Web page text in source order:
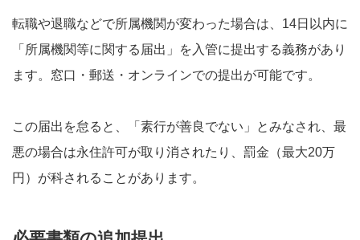
転職や退職などで所属機関が変わった場合は、14日以内に
「所属機関等に関する届出」を入管に提出する義務があり
ます。窓口・郵送・オンラインでの提出が可能です。
この届出を怠ると、「素行が善良でない」とみなされ、最
悪の場合は永住許可が取り消されたり、罰金（最大20万
円）が科されることがあります。